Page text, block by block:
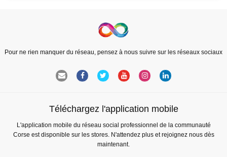
Pour ne rien manquer du réseau, pensez à nous suivre sur les réseaux sociaux
Téléchargez l'application mobile
L'application mobile du réseau social professionnel de la communauté
Corse est disponible sur les stores. N'attendez plus et rejoignez nous dès
maintenant.